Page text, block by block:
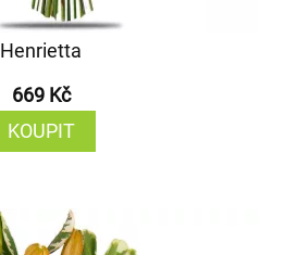
Henrietta
669 Kč
KOUPIT